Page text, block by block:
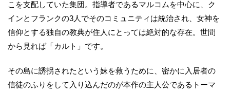
こを支配していた集団。指導者であるマルコムを中心に、ク
インとフランクの3人でそのコミュニティは統治され、女神を
信仰とする独自の教典が住人にとっては絶対的な存在。世間
から見れば「カルト」です。
その島に誘拐されたという妹を救うために、密かに入居者の
信徒のふりをして入り込んだのが本作の主人公であるトーマ